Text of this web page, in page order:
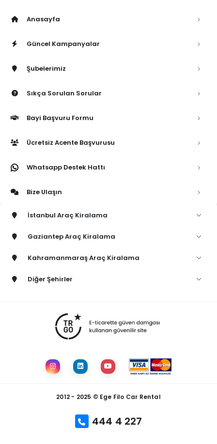
Anasayfa
Güncel Kampanyalar
Şubelerimiz
Sıkça Sorulan Sorular
Bayi Başvuru Formu
Ücretsiz Acente Başvurusu
Whatsapp Destek Hattı
Bize Ulaşın
İstanbul Araç Kiralama
Gaziantep Araç Kiralama
Kahramanmaraş Araç Kiralama
Diğer Şehirler
2012 - 2025 © Ege Filo Car Rental
444 4 227